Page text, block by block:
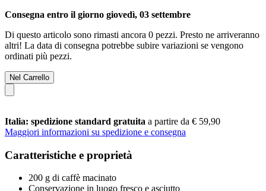
Consegna entro il giorno giovedì, 03 settembre
Di questo articolo sono rimasti ancora 0 pezzi. Presto ne arriveranno
altri! La data di consegna potrebbe subire variazioni se vengono
ordinati più pezzi.
Nel Carrello
Italia: spedizione standard gratuita a partire da € 59,90
Maggiori informazioni su spedizione e consegna
Caratteristiche e proprietà
200 g di caffè macinato
Conservazione in luogo fresco e asciutto